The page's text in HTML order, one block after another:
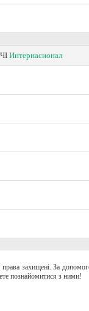
Интернасионал
захищені. За
познайомитися з ними!